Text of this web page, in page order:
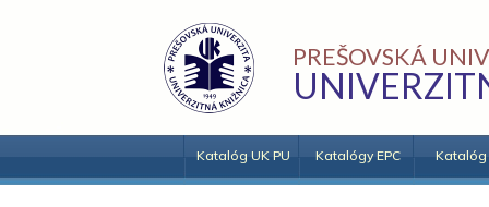
PREŠOVSKÁ
Katalóg UK PU Katalógy EPC Katalóg